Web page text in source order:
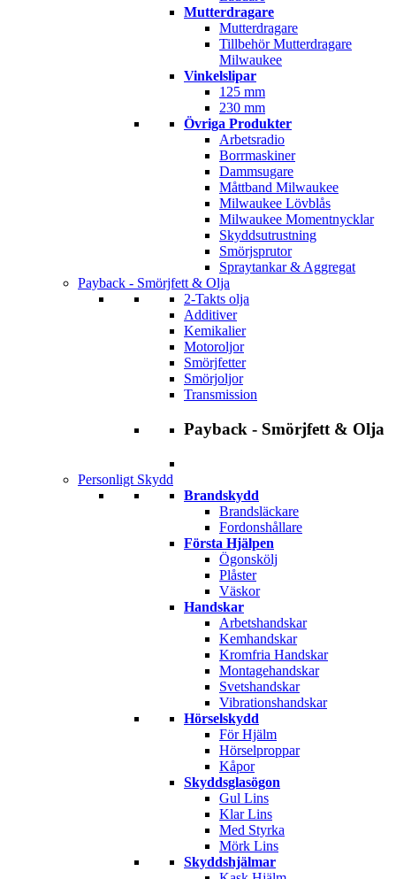
Mutterdragare
Mutterdragare
Tillbehör Mutterdragare
Milwaukee
Vinkelslipar
125 mm
230 mm
Övriga Produkter
Arbetsradio
Borrmaskiner
Dammsugare
Måttband Milwaukee
Milwaukee Lövblås
Milwaukee Momentnycklar
Skyddsutrustning
Smörjsprutor
Spraytankar & Aggregat
Payback - Smörjfett & Olja
2-Takts olja
Additiver
Kemikalier
Motoroljor
Smörjfetter
Smörjoljor
Transmission
Payback - Smörjfett & Olja
Personligt Skydd
Brandskydd
Brandsläckare
Fordonshållare
Första Hjälpen
Ögonskölj
Plåster
Väskor
Handskar
Arbetshandskar
Kemhandskar
Kromfria Handskar
Montagehandskar
Svetshandskar
Vibrationshandskar
Hörselskydd
För Hjälm
Hörselproppar
Kåpor
Skyddsglasögon
Gul Lins
Klar Lins
Med Styrka
Mörk Lins
Skyddshjälmar